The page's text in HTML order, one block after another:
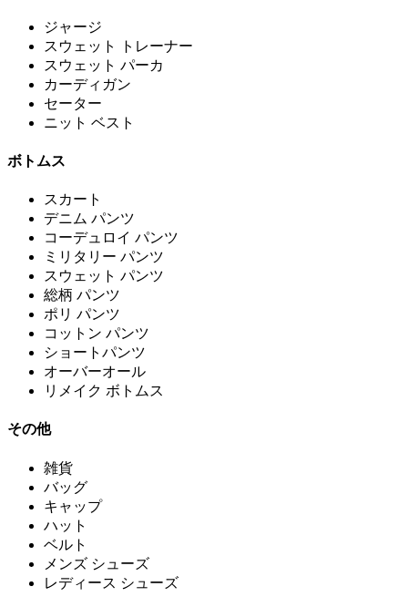
ジャージ
スウェット トレーナー
スウェット パーカ
カーディガン
セーター
ニット ベスト
ボトムス
スカート
デニム パンツ
コーデュロイ パンツ
ミリタリー パンツ
スウェット パンツ
総柄 パンツ
ポリ パンツ
コットン パンツ
ショートパンツ
オーバーオール
リメイク ボトムス
その他
雑貨
バッグ
キャップ
ハット
ベルト
メンズ シューズ
レディース シューズ